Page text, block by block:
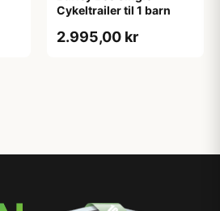
Cykeltrailer til 1 barn
2.995,00 kr